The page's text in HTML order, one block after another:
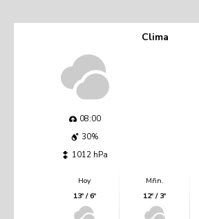
Clima
08:00
30%
1012 hPa
Hoy
13º / 6º
Mñn.
12º / 3º